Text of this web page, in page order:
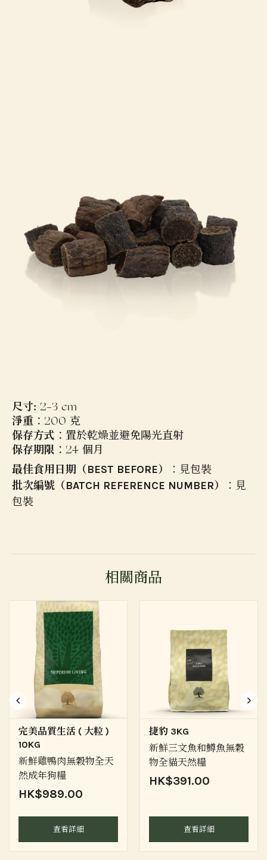
尺寸: 2–3 cm
淨重 ：200 克
保存方式 ：置於乾燥並避免陽光直射
保存期限 ：24 個月
最佳食用日期（BEST BEFORE）
：見包裝
批次編號（BATCH REFERENCE NUMBER）
：見
包裝
相關商品
完美品質生活 ( 大粒 )
10KG
新鮮雞鴨肉無穀物全天
然成年狗糧
HK$989.00
查看詳細
捷豹 3KG
新鮮三文魚和鱒魚無穀
物全貓天然糧
HK$391.00
查看詳細